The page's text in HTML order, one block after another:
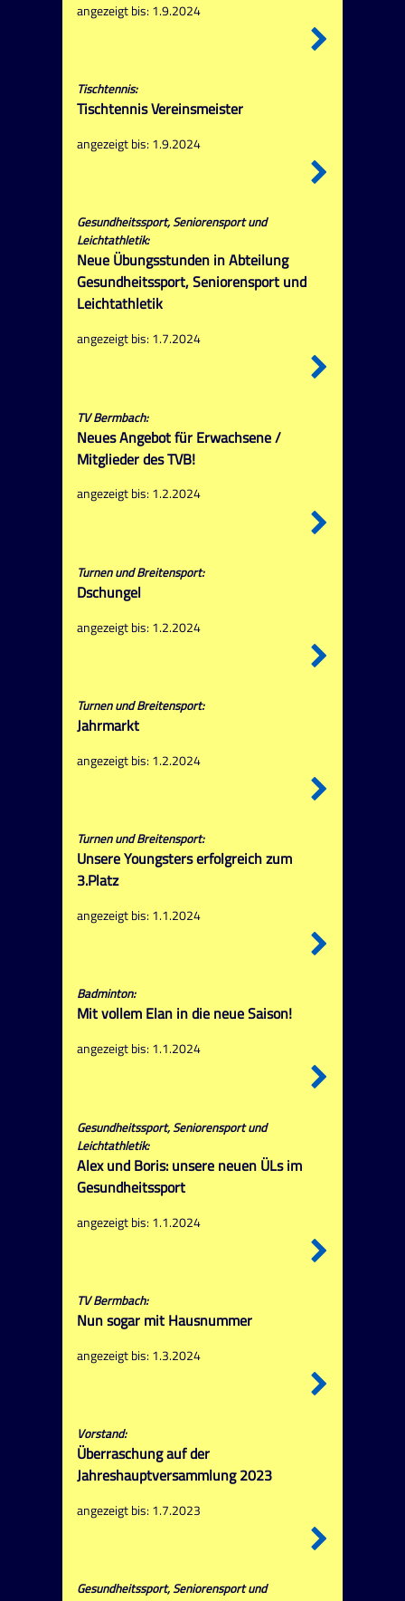
angezeigt bis: 1.9.2024
Tischtennis:
Tischtennis Vereinsmeister
angezeigt bis: 1.9.2024
Gesundheitssport, Seniorensport und
Leichtathletik:
Neue Übungsstunden in Abteilung
Gesundheitssport, Seniorensport und
Leichtathletik
angezeigt bis: 1.7.2024
TV Bermbach:
Neues Angebot für Erwachsene /
Mitglieder des TVB!
angezeigt bis: 1.2.2024
Turnen und Breitensport:
Dschungel
angezeigt bis: 1.2.2024
Turnen und Breitensport:
Jahrmarkt
angezeigt bis: 1.2.2024
Turnen und Breitensport:
Unsere Youngsters erfolgreich zum
3.Platz
angezeigt bis: 1.1.2024
Badminton:
Mit vollem Elan in die neue Saison!
angezeigt bis: 1.1.2024
Gesundheitssport, Seniorensport und
Leichtathletik:
Alex und Boris: unsere neuen ÜLs im
Gesundheitssport
angezeigt bis: 1.1.2024
TV Bermbach:
Nun sogar mit Hausnummer
angezeigt bis: 1.3.2024
Vorstand:
Überraschung auf der
Jahreshauptversammlung 2023
angezeigt bis: 1.7.2023
Gesundheitssport, Seniorensport und